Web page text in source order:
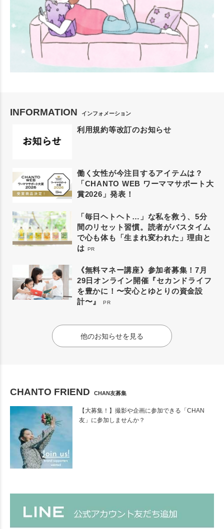
INFORMATION インフォメーション
利用規約等改訂のお知らせ
働く女性が今注目するアイテムは？
「CHANTO WEB ワーママサポート大
賞2026」発表！
「毎日ヘトヘト…」な私を救う、5分
間のリセット習慣。読者がバスタイム
で心も体も「生まれ変われた」理由と
は PR
《無料マネー講座》参加者募集！7月
29日オンライン開催『セカンドライフ
を豊かに！〜安心とゆとりの資金設
計〜』
PR
他のお知らせを見る
CHANTO FRIEND CHAN友募集
【大募集！】撮影や企画に参加できる「CHAN
友」に参加しませんか？